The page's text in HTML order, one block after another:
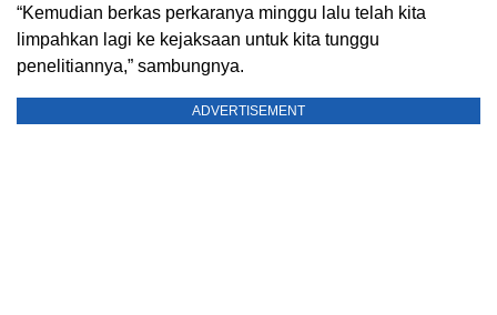
“Kemudian berkas perkaranya minggu lalu telah kita
limpahkan lagi ke kejaksaan untuk kita tunggu
penelitiannya,” sambungnya.
ADVERTISEMENT